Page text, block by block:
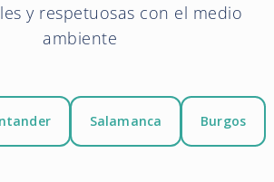
y respetuosas con el medio
ambiente
Salamanca Burgos